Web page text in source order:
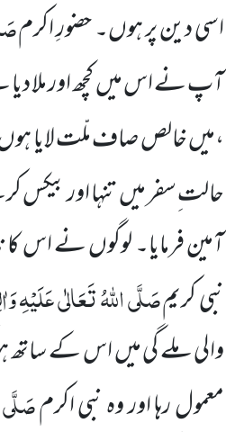
اسی دین پر ہوں۔ حضورِ اکرم
آپ نے اس میں کچھ اور ملا
،میں خالص صاف ملّت لایا
حالت ِسفر میں تنہا اور
آمین فرمایا۔ لوگوں نے اس
نبی کریمصَلَّی اللہُ تَعَالٰی عَلَیْہِ
والی ملے گی میں اس کے
معمول رہا اور وہ نبی اکرمصَلَّی